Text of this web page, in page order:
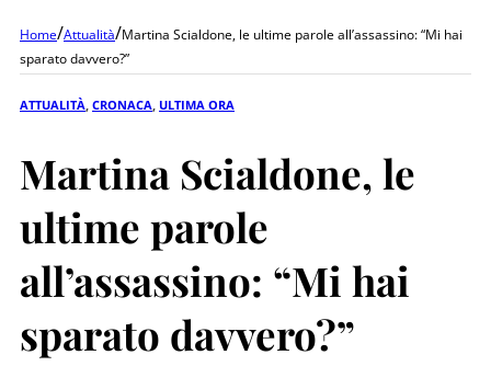
Home/Attualità/Martina Scialdone, le ultime parole all’assassino: “Mi hai
sparato davvero?”
ATTUALITÀ CRONACA ULTIMA ORA
Martina Scialdone, le
ultime parole
all’assassino: “Mi hai
sparato davvero?”